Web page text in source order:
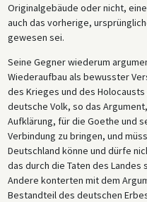
Originalgebäude oder nicht,
auch das vorherige,
gewesen sei.
Seine Gegner wiederum
Wiederaufbau als bewusster
des Krieges und des
deutsche Volk, so das
Aufklärung, für die Goethe und
Verbindung zu bringen, und
Deutschland könne und dürfe
das durch die Taten des
Andere konterten mit dem
Bestandteil des deutschen